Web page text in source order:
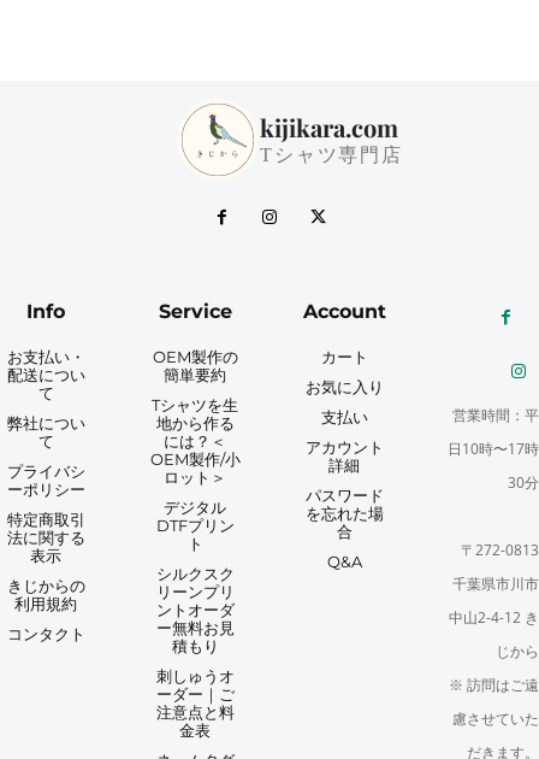
kijikara.com
Tシャツ専門店
Info
お支払い・
配送につい
て
弊社につい
て
プライバシ
ーポリシー
特定商取引
法に関する
表示
きじからの
利用規約
コンタクト
Service
OEM製作の
簡単要約
Tシャツを生
地から作る
には？＜
OEM製作/小
ロット＞
デジタル
DTFプリン
ト
シルクスク
リーンプリ
ントオーダ
ー無料お見
積もり
刺しゅうオ
ーダー｜ご
注意点と料
金表
Account
カート
お気に入り
支払い
アカウント
詳細
パスワード
を忘れた場
合
Q&A
営業時間：平
日10時〜17時
30分
〒272-0813
千葉県市川市
中山2-4-12 き
じから
※ 訪問はご遠
慮させていた
だきます。